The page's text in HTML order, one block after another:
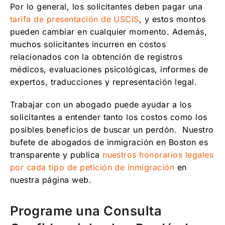
Por lo general, los solicitantes deben pagar una
tarifa de presentación de USCIS, y estos montos
pueden cambiar en cualquier momento. Además,
muchos solicitantes incurren en costos
relacionados con la obtención de registros
médicos, evaluaciones psicológicas, informes de
expertos, traducciones y representación legal.
Trabajar con un abogado puede ayudar a los
solicitantes a entender tanto los costos como los
posibles beneficios de buscar un perdón. Nuestro
bufete de abogados de inmigración en Boston es
transparente y publica nuestros honorarios legales
por cada tipo de petición de inmigración en
nuestra página web.
Programe una Consulta